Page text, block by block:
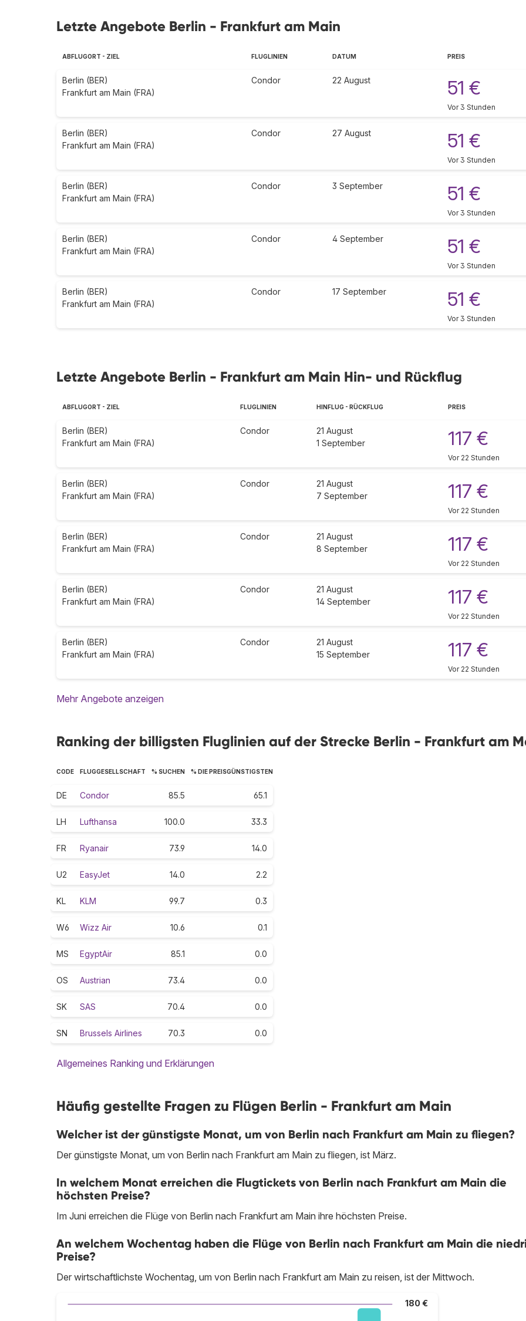
Letzte Angebote Berlin - Frankfurt am Main
ABFLUGORT - ZIEL FLUGLINIEN DATUM PREIS
Berlin (BER)
Frankfurt am Main (FRA)
Condor 22 August 51 €
Vor 3 Stunden
Berlin (BER)
Frankfurt am Main (FRA)
Condor 27 August 51 €
Vor 3 Stunden
Berlin (BER)
Frankfurt am Main (FRA)
Condor 3 September 51 €
Vor 3 Stunden
Berlin (BER)
Frankfurt am Main (FRA)
Condor 4 September 51 €
Vor 3 Stunden
Berlin (BER)
Frankfurt am Main (FRA)
Condor 17 September 51 €
Vor 3 Stunden
Letzte Angebote Berlin - Frankfurt am Main Hin- und Rückflug
ABFLUGORT - ZIEL FLUGLINIEN HINFLUG - RÜCKFLUG PREIS
Berlin (BER)
Frankfurt am Main (FRA)
Condor
21 August
1 September
117 €
Vor 22 Stunden
Berlin (BER)
Frankfurt am Main (FRA)
Condor
21 August
7 September
117 €
Vor 22 Stunden
Berlin (BER)
Frankfurt am Main (FRA)
Condor
21 August
8 September
117 €
Vor 22 Stunden
Berlin (BER)
Frankfurt am Main (FRA)
Condor
21 August
14 September
117 €
Vor 22 Stunden
Berlin (BER)
Frankfurt am Main (FRA)
Condor
21 August
15 September
117 €
Vor 22 Stunden
Mehr Angebote anzeigen
Ranking der billigsten Fluglinien auf der Strecke Berlin - Frankfurt am
CODE FLUGGESELLSCHAFT % SUCHEN % DIE PREISGÜNSTIGSTEN
DE Condor 85.5 65.1
LH Lufthansa 100.0 33.3
FR Ryanair 73.9 14.0
U2 EasyJet 14.0 2.2
KL KLM 99.7 0.3
W6 Wizz Air 10.6 0.1
MS EgyptAir 85.1 0.0
OS Austrian 73.4 0.0
SK SAS 70.4 0.0
SN Brussels Airlines 70.3 0.0
Allgemeines Ranking und Erklärungen
Häufig gestellte Fragen zu Flügen Berlin - Frankfurt am Main
Welcher ist der günstigste Monat, um von Berlin nach Frankfurt am Main zu fliegen?
Der günstigste Monat, um von Berlin nach Frankfurt am Main zu fliegen, ist März.
In welchem Monat erreichen die Flugtickets von Berlin nach Frankfurt am Main die
höchsten Preise?
Im Juni erreichen die Flüge von Berlin nach Frankfurt am Main ihre höchsten Preise.
An welchem Wochentag haben die Flüge von Berlin nach Frankfurt am Main die
Preise?
Der wirtschaftlichste Wochentag, um von Berlin nach Frankfurt am Main zu reisen, ist der Mittwoch.
180 €